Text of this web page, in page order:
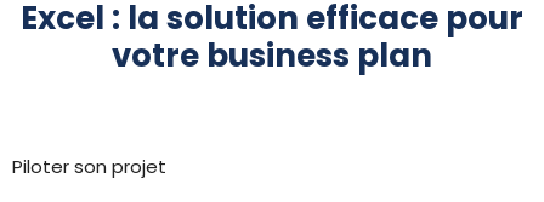
Excel : la solution efficace pour
votre business plan
Piloter son projet